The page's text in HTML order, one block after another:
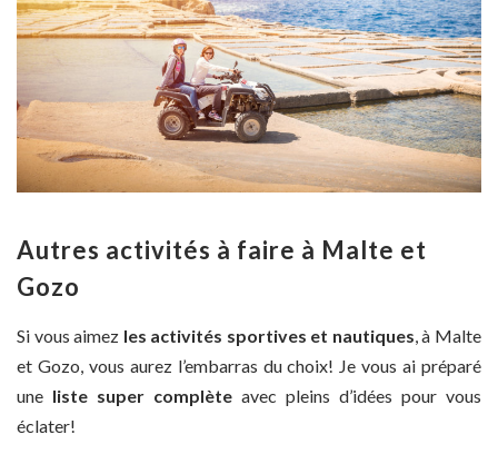
Autres activités à faire à Malte et
Gozo
Si vous aimez les activités sportives et nautiques , à Malte
et Gozo, vous aurez l’embarras du choix! Je vous ai préparé
une liste super complète avec pleins d’idées pour vous
éclater!